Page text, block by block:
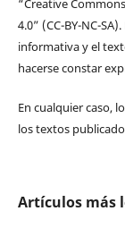
“Creative
4.0” (CC-BY-NC-
informativa y el
hacerse constar
En cualquier caso,
los textos
Artículos más